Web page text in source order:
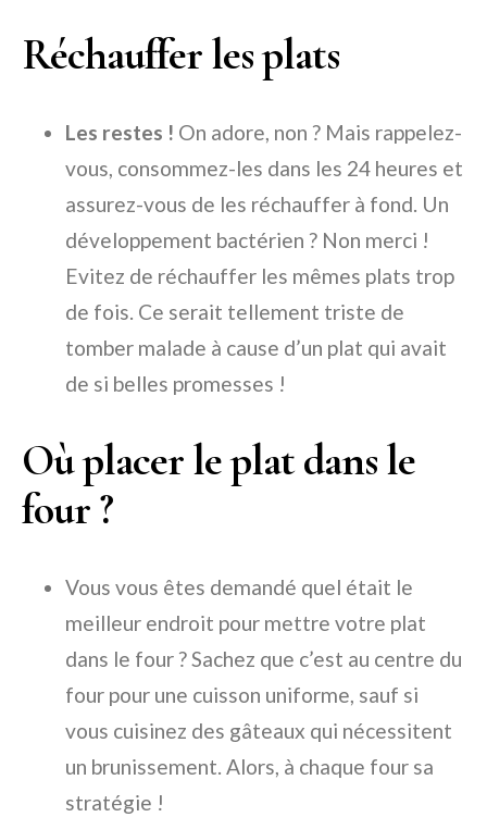
Réchauffer les plats
Les restes ! On adore, non ? Mais rappelez-
vous, consommez-les dans les 24 heures et
assurez-vous de les réchauffer à fond. Un
développement bactérien ? Non merci !
Evitez de réchauffer les mêmes plats trop
de fois. Ce serait tellement triste de
tomber malade à cause d’un plat qui avait
de si belles promesses !
Où placer le plat dans le
four ?
Vous vous êtes demandé quel était le
meilleur endroit pour mettre votre plat
dans le four ? Sachez que c’est au centre du
four pour une cuisson uniforme, sauf si
vous cuisinez des gâteaux qui nécessitent
un brunissement. Alors, à chaque four sa
stratégie !